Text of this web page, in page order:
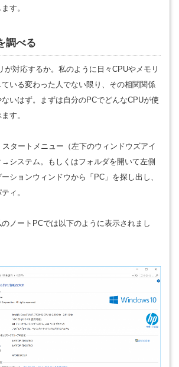
す。
調べる
が対応するか。私のように日々CPUやメモリ
いる変わった人でない限り、その相関関係
いはず。まずは自分のPCでどんなCPUが使
す。
タートメニュー（左下のウィンドウズアイ
→システム。もしくはフォルダを開いて左側
ションウィンドウから「PC」を探し出し、
ィ。
ノートPCでは以下のように表示されまし